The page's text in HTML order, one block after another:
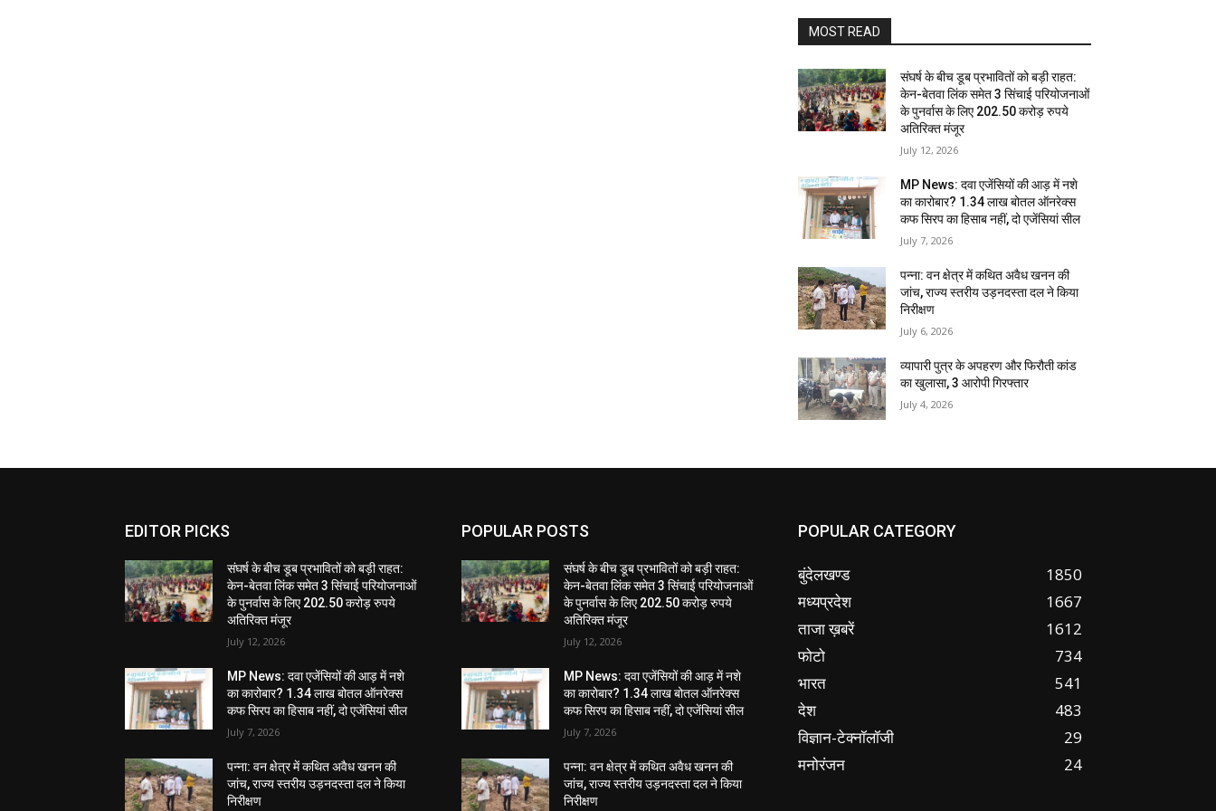
MOST READ
संघर्ष के बीच डूब प्रभावितों को बड़ी राहत:
केन-बेतवा लिंक समेत 3 सिंचाई परियोजनाओं
के पुनर्वास के लिए 202.50 करोड़ रुपये
अतिरिक्त मंजूर
July 12, 2026
MP News: दवा एजेंसियों की आड़ में नशे
का कारोबार? 1.34 लाख बोतल ऑनरेक्स
कफ सिरप का हिसाब नहीं, दो एजेंसियां सील
July 7, 2026
पन्ना: वन क्षेत्र में कथित अवैध खनन की
जांच, राज्य स्तरीय उड़नदस्ता दल ने किया
निरीक्षण
July 6, 2026
व्यापारी पुत्र के अपहरण और फिरौती कांड
का खुलासा, 3 आरोपी गिरफ्तार
July 4, 2026
EDITOR PICKS
संघर्ष के बीच डूब प्रभावितों को बड़ी राहत:
केन-बेतवा लिंक समेत 3 सिंचाई परियोजनाओं
के पुनर्वास के लिए 202.50 करोड़ रुपये
अतिरिक्त मंजूर
July 12, 2026
MP News: दवा एजेंसियों की आड़ में नशे
का कारोबार? 1.34 लाख बोतल ऑनरेक्स
कफ सिरप का हिसाब नहीं, दो एजेंसियां सील
July 7, 2026
पन्ना: वन क्षेत्र में कथित अवैध खनन की
जांच, राज्य स्तरीय उड़नदस्ता दल ने किया
निरीक्षण
POPULAR POSTS
संघर्ष के बीच डूब प्रभावितों को बड़ी राहत:
केन-बेतवा लिंक समेत 3 सिंचाई परियोजनाओं
के पुनर्वास के लिए 202.50 करोड़ रुपये
अतिरिक्त मंजूर
July 12, 2026
MP News: दवा एजेंसियों की आड़ में नशे
का कारोबार? 1.34 लाख बोतल ऑनरेक्स
कफ सिरप का हिसाब नहीं, दो एजेंसियां सील
July 7, 2026
पन्ना: वन क्षेत्र में कथित अवैध खनन की
जांच, राज्य स्तरीय उड़नदस्ता दल ने किया
निरीक्षण
POPULAR CATEGORY
बुंदेलखण्ड
1850
मध्यप्रदेश
1667
ताजा ख़बरें
1612
फोटो
734
भारत
541
देश
483
विज्ञान-टेक्नॉलॉजी
29
मनोरंजन
24